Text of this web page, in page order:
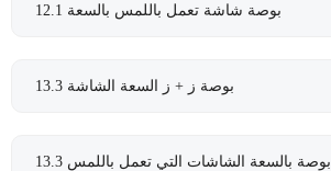
12.1 بوصة شاشة تعمل باللمس بالسعة
13.3 بوصة ز + ز السعة الشاشة
13.3 بوصة بالسعة الشاشات التي تعمل باللمس